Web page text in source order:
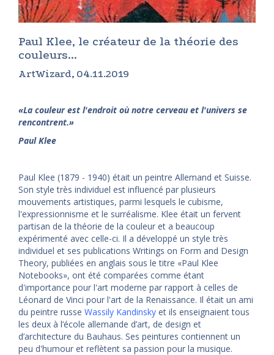
Paul Klee, le créateur de la théorie des
couleurs...
ArtWizard, 04.11.2019
«La couleur est l'endroit où notre cerveau et l'univers se
rencontrent.»
Paul Klee
Paul Klee (1879 - 1940) était un peintre Allemand et Suisse.
Son style très individuel est influencé par plusieurs
mouvements artistiques, parmi lesquels le cubisme,
l'expressionnisme et le surréalisme. Klee était un fervent
partisan de la théorie de la couleur et a beaucoup
expérimenté avec celle-ci. Il a développé un style très
individuel et ses publications Writings on Form and Design
Theory, publiées en anglais sous le titre «Paul Klee
Notebooks», ont été comparées comme étant
d'importance pour l'art moderne par rapport à celles de
Léonard de Vinci pour l'art de la Renaissance. Il était un ami
du peintre russe Wassily Kandinsky et ils enseignaient tous
les deux à l’école allemande d’art, de design et
d’architecture du Bauhaus. Ses peintures contiennent un
peu d'humour et reflètent sa passion pour la musique.